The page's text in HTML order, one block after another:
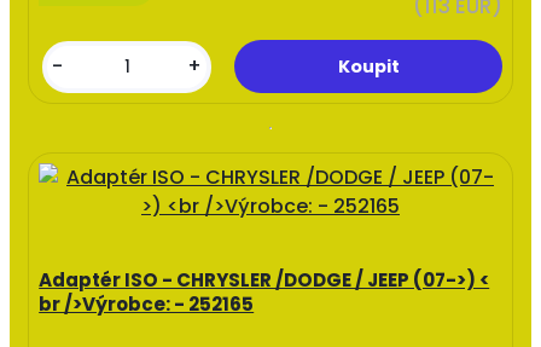
(113 EUR)
- +
Adaptér ISO - CHRYSLER /DODGE / JEEP (07->) <
br />Výrobce: - 252165